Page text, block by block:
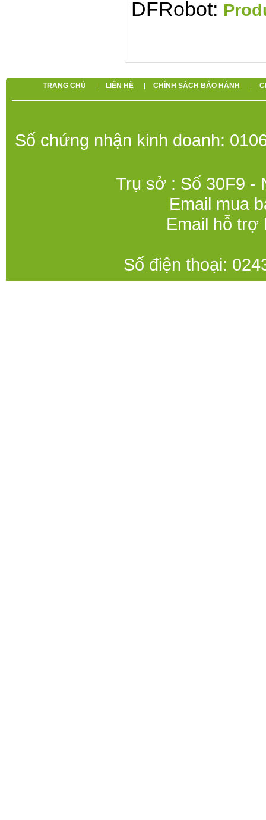
DFRobot:
TRANG CHỦ LIÊN HỆ CHÍNH SÁCH BẢO HÀNH
Số chứng nhận kinh doanh:
Trụ sở : Số 30F9 -
Email mua
Email hỗ trợ
Số điện thoại: